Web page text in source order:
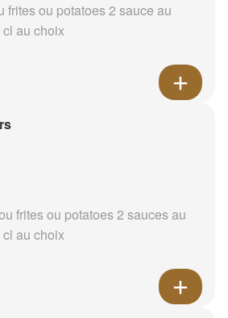
frites ou potatoes 2 sauce au
au choix
frites ou potatoes 2 sauces au
au choix